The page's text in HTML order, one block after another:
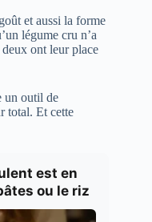
et aussi la forme
légume cru n’a
ont leur place
un outil de
total. Et cette
est en
ou le riz